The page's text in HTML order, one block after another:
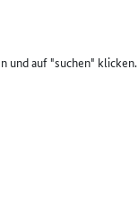
und auf "suchen" klicken.